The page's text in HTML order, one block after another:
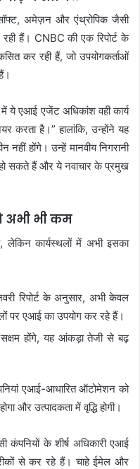
अमेज़न और एंथ्रोपिक जैसी
हैं। CNBC की एक रिपोर्ट के
कर रही हैं, जो उपयोगकर्ताओं
ये एआई एजेंट अधिकांश वही कार्य
करता है।” हालांकि, उन्होंने यह
नहीं होंगे। उन्हें मानवीय निगरानी
सकते हैं और ये नवाचार के प्रमुख
अभी भी कम
लेकिन कार्यस्थलों में अभी इसका
रिपोर्ट के अनुसार, अभी केवल
पर एआई का उपयोग कर रहे हैं।
होंगे, यह आंकड़ा तेजी से बढ़
एआई-आधारित ऑटोमेशन को
और उत्पादकता में वृद्धि होगी।
कंपनियों के शीर्ष अधिकारी एआई
से कर रहे हैं। चाहे ईमेल और